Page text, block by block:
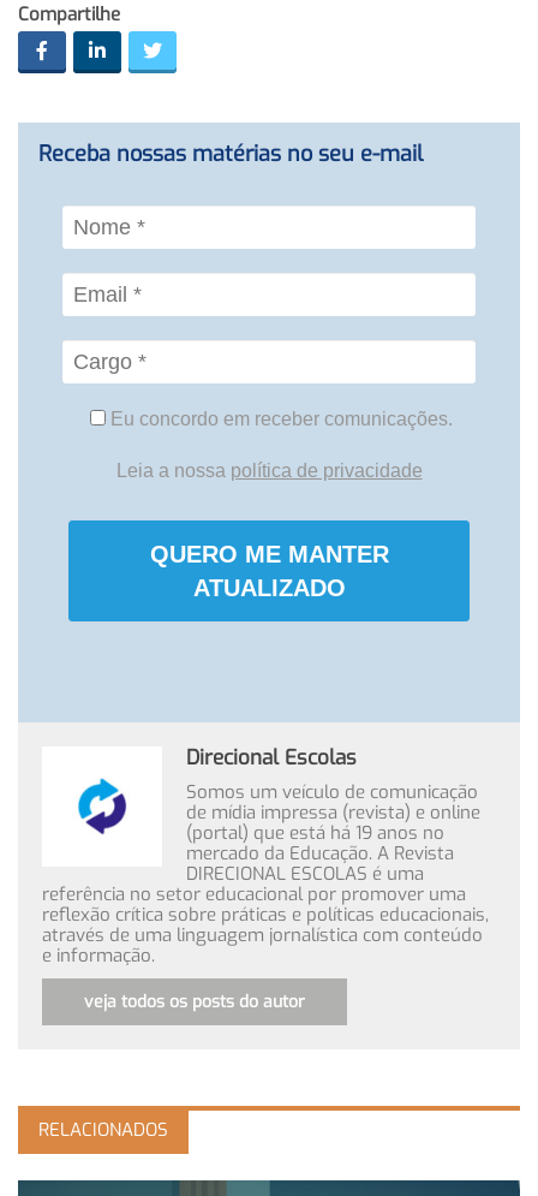
Compartilhe
Receba nossas matérias no seu e-mail
Eu concordo em receber comunicações.
Leia a nossa política de privacidade
QUERO ME MANTER
ATUALIZADO
Direcional Escolas
Somos um veículo de comunicação
de mídia impressa (revista) e online
(portal) que está há 19 anos no
mercado da Educação. A Revista
DIRECIONAL ESCOLAS é uma
referência no setor educacional por promover uma
reflexão crítica sobre práticas e políticas educacionais,
através de uma linguagem jornalística com conteúdo
e informação.
veja todos os posts do autor
RELACIONADOS